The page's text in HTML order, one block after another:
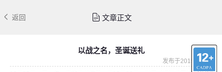
返回 文章正文
以战之名，圣诞送礼
发布于2015-12-21